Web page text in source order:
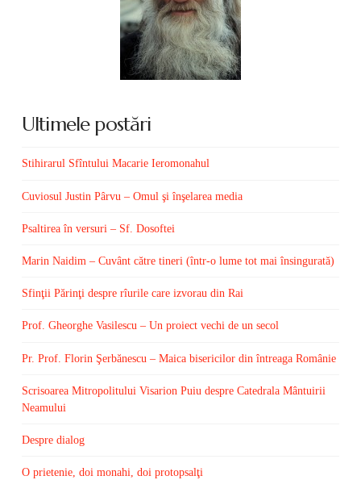
Ultimele postări
Stihirarul Sfîntului Macarie Ieromonahul
Cuviosul Justin Pârvu – Omul şi înşelarea media
Psaltirea în versuri – Sf. Dosoftei
Marin Naidim – Cuvânt către tineri (într-o lume tot mai însingurată)
Sfinţii Părinţi despre rîurile care izvorau din Rai
Prof. Gheorghe Vasilescu – Un proiect vechi de un secol
Pr. Prof. Florin Şerbănescu – Maica bisericilor din întreaga Românie
Scrisoarea Mitropolitului Visarion Puiu despre Catedrala Mântuirii
Neamului
Despre dialog
O prietenie, doi monahi, doi protopsalţi